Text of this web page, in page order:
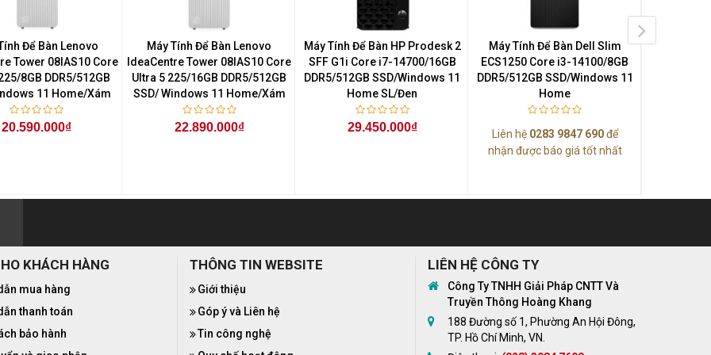
Để Bàn Lenovo
Tower 08IAS10 Core
8GB DDR5/512GB
11 Home/Xám
20.590.000₫
Máy Tính Để Bàn Lenovo
IdeaCentre Tower 08IAS10 Core
Ultra 5 225/16GB DDR5/512GB
SSD/ Windows 11 Home/Xám
22.890.000₫
Máy Tính Để Bàn HP Prodesk 2
SFF G1i Core i7-14700/16GB
DDR5/512GB SSD/Windows 11
Home SL/Đen
29.450.000₫
Máy Tính Để Bàn Dell Slim
ECS1250 Core i3-14100/8GB
DDR5/512GB SSD/Windows 11
Home
Liên hệ 0283 9847 690để
nhận được báo giá tốt nhất
KHÁCH HÀNG
mua hàng
thanh toán
bảo hành
THÔNG TIN WEBSITE
Giới thiệu
Góp ý và Liên hệ
Tin công nghệ
LIÊN HỆ CÔNG TY
Công Ty TNHH Giải Pháp CNTT Và
Truyền Thông Hoàng Khang
188 Đường số 1, Phường An Hội Đông,
TP. Hồ Chí Minh, VN.